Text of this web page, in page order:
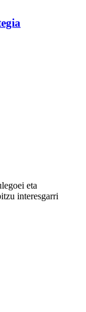
eta
interesgarri